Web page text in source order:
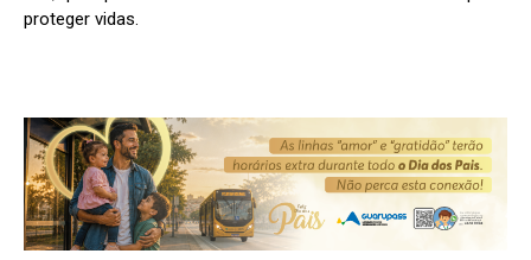
proteger vidas.